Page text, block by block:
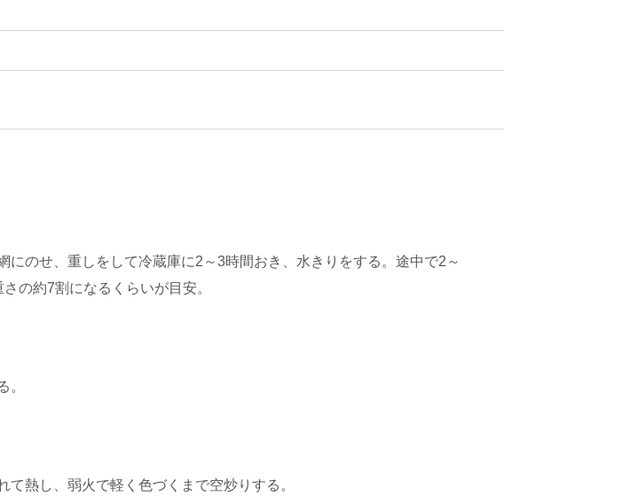
にのせ、重しをして冷蔵庫に2～3時間おき、水きりをする。途中で2～
の約7割になるくらいが目安。
。
て熱し、弱火で軽く色づくまで空炒りする。